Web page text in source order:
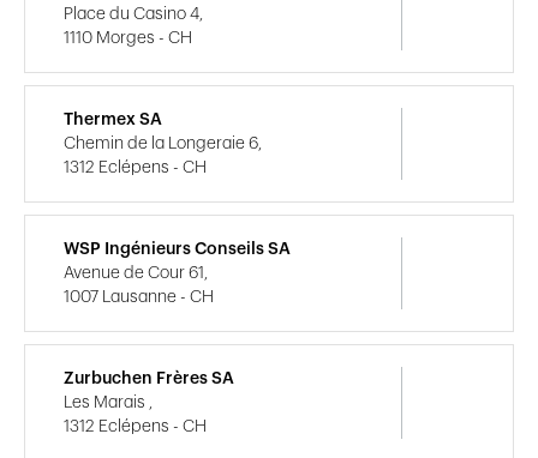
Place du Casino 4,
1110 Morges - CH
Thermex SA
Chemin de la Longeraie 6,
1312 Eclépens - CH
WSP Ingénieurs Conseils SA
Avenue de Cour 61,
1007 Lausanne - CH
Zurbuchen Frères SA
Les Marais ,
1312 Eclépens - CH